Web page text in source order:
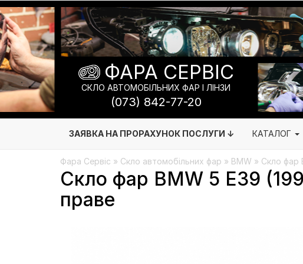
Фара Сервіс » Скло автомобільних фар » BMW » Скло фар
Скло фар BMW 5 E39
праве
ФАРА СЕРВІС
СКЛО АВТОМОБІЛЬНИХ ФАР І ЛІНЗИ
(073) 842-77-20
ЗАЯВКА НА ПРОРАХУНОК ПОСЛУГИ ↓ КАТАЛОГ